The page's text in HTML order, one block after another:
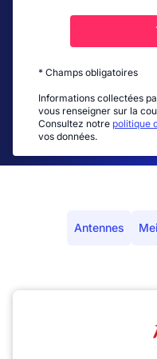
* Champs obligatoires
Informations collectées
vous renseigner sur la
Consultez notre politique
vos données.
Antennes